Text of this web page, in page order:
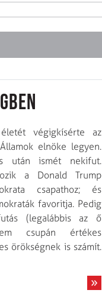
végigkísérte az
elnöke legyen.
után ismét nekifut.
a Donald Trump
csapathoz; és
favoritja. Pedig
(legalábbis az ő
csupán értékes
örökségnek is számít.